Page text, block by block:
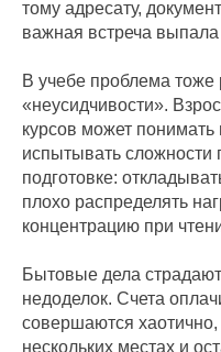
тому адресату,
важная встреча
В учебе проблема тоже
«неусидчивости».
курсов может
испытывать сложности
подготовке:
плохо распределять
концентрацию при
Бытовые дела
недоделок. Счета
совершаются хаотично,
нескольких местах и